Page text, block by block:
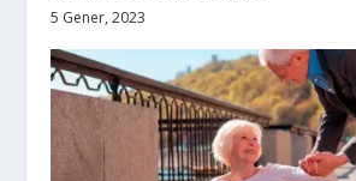
5 Gener, 2023